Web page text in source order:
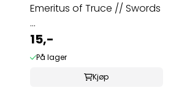
Emeritus of Truce // Swords
...
15,-
På lager
Kjøp